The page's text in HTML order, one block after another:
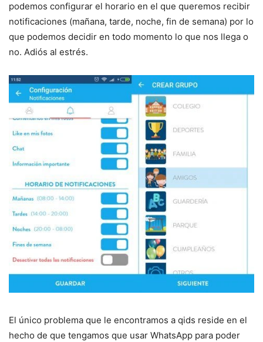
podemos configurar el horario en el que queremos recibir
notificaciones (mañana, tarde, noche, fin de semana) por lo
que podemos decidir en todo momento lo que nos llega o
no. Adiós al estrés.
El único problema que le encontramos a qids reside en el
hecho de que tengamos que usar WhatsApp para poder